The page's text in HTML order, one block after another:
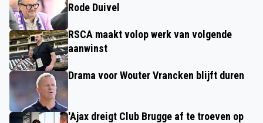
Rode Duivel
RSCA maakt volop werk van volgende
aanwinst
Drama voor Wouter Vrancken blijft duren
'Ajax dreigt Club Brugge af te troeven op